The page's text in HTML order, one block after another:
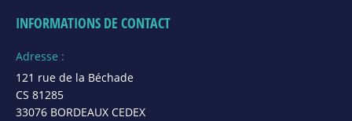
INFORMATIONS DE CONTACT
Adresse :
121 rue de la Béchade
CS 81285
33076 BORDEAUX CEDEX